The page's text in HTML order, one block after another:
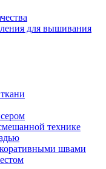
для вышивания
технике
швами